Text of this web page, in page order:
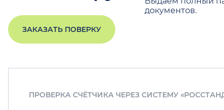
документов.
ЗАКАЗАТЬ ПОВЕРКУ
ПРОВЕРКА СЧЁТЧИКА ЧЕРЕЗ СИСТЕМУ